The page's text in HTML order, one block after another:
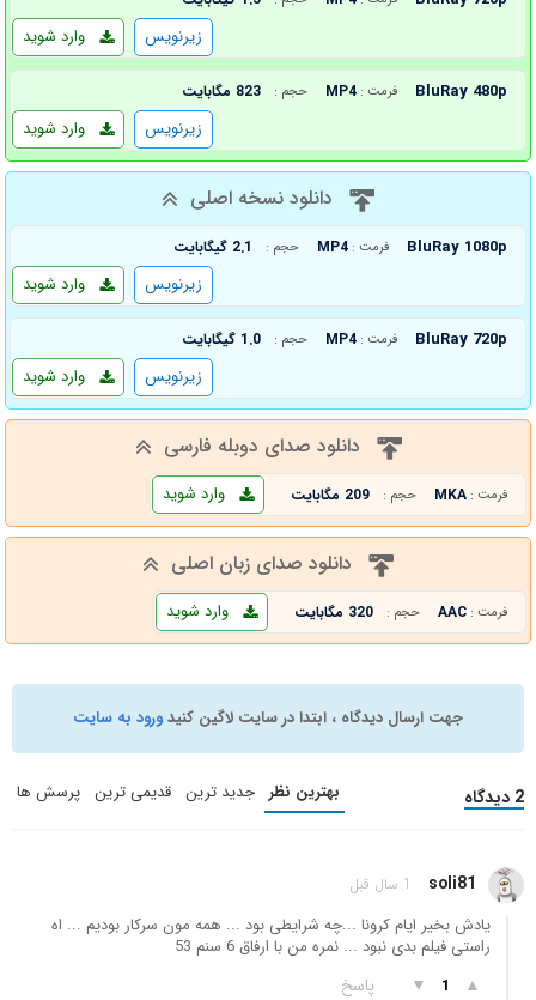
وارد شوید زیرنویس
BluRay 480p فرمت : MP4 حجم : 823 مگابایت
وارد شوید زیرنویس
دانلود نسخه اصلی
BluRay 1080p فرمت : MP4 حجم : 2.1 گیگابایت
وارد شوید زیرنویس
BluRay 720p فرمت : MP4 حجم : 1.0 گیگابایت
وارد شوید زیرنویس
دانلود صدای دوبله فارسی
فرمت : MKA حجم : 209 مگابایت وارد شوید
دانلود صدای زبان اصلی
فرمت : AAC حجم : 320 مگابایت وارد شوید
جهت ارسال دیدگاه ، ابتدا در سایت لاگین کنیدورود به سایت
2 دیدگاه بهترین نظر جدید ترین قدیمی ترین پرسش ها
soli81 1 سال قبل
یادش بخیر ایام کرونا ...چه شرایطی بود ... همه مون سرکار بودیم ... اه
راستی فیلم بدی نبود ... نمره من با ارفاق 6 سنم 53
▲
1
▼ پاسخ